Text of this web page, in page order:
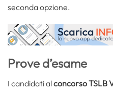
seconda opzione.
Prove d’esame
I candidati alconcorso TSLB